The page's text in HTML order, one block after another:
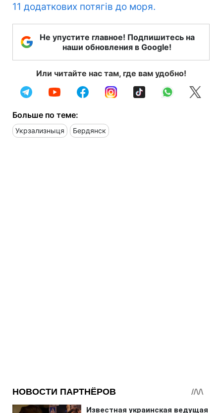
11 додаткових потягів до моря.
Не упустите главное! Подпишитесь на
наши обновления в Google!
Или читайте нас там, где вам удобно!
Больше по теме:
Укрзализныця Бердянск